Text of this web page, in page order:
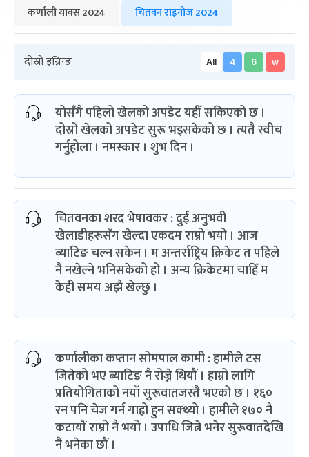
कर्णाली याक्स 2024 चितवन राइनोज 2024
दोस्रो इन्निन्ङ All 4 6 w
योसँगै पहिलो खेलको अपडेट यहीँ सकिएको छ ।
दोस्रो खेलको अपडेट सुरू भइसकेको छ । त्यतै स्वीच
गर्नुहोला । नमस्कार । शुभ दिन ।
चितवनका शरद भेषावकर : दुई अनुभवी
खेलाडीहरूसँग खेल्दा एकदम राम्रो भयो । आज
ब्याटिङ चल्न सकेन । म अन्तर्राष्ट्रिय क्रिकेट त पहिले
नै नखेल्ने भनिसकेको हो । अन्य क्रिकेटमा चाहिँ म
केही समय अझै खेल्छु ।
कर्णालीका कप्तान सोमपाल कामी : हामीले टस
जितेको भए ब्याटिङ नै रोज्ने थियौं । हाम्रो लागि
प्रतियोगिताको नयाँ सुरूवातजस्तै भएको छ । १६०
रन पनि चेज गर्न गाह्रो हुन सक्थ्यो । हामीले १७० नै
कटायौं राम्रो नै भयो । उपाधि जित्ने भनेर सुरूवातदेखि
नै भनेका छौं ।